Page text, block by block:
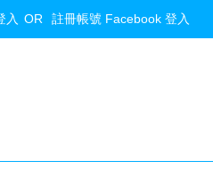
入 OR 註冊帳號 Facebook 登入